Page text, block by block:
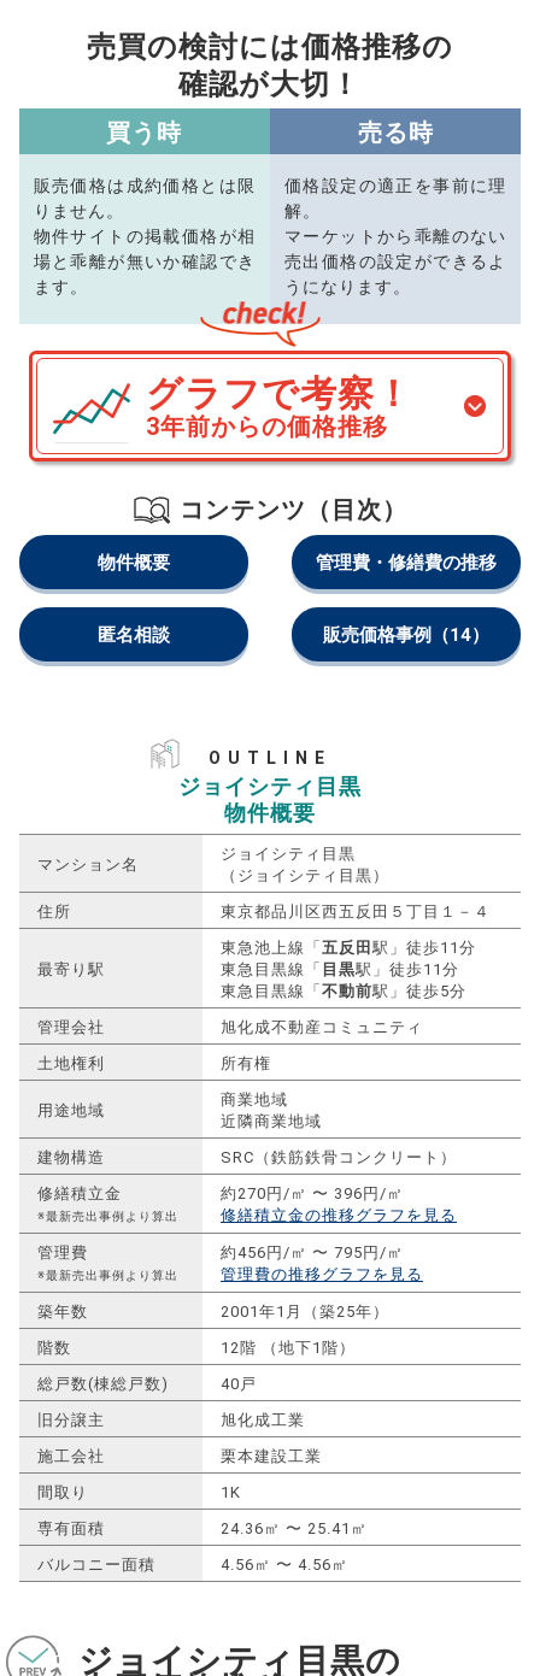
売買の検討には価格推移の
確認が大切！
買う時
販売価格は成約価格とは限
りません。
物件サイトの掲載価格が相
場と乖離が無いか確認でき
ます。
売る時
価格設定の適正を事前に理
解。
マーケットから乖離のない
売出価格の設定ができるよ
うになります。
グラフで考察！
3年前からの価格推移
コンテンツ（目次）
物件概要 管理費・修繕費の推移
匿名相談 販売価格事例 （14）
OUTLINE
ジョイシティ目黒
物件概要
マンション名
ジョイシティ目黒
（ジョイシティ目黒）
住所
東京都品川区西五反田５丁目１－４
最寄り駅
東急池上線「五反田駅」徒歩11分
東急目黒線「 目黒駅」徒歩11分
東急目黒線「不動前駅」徒歩5分
管理会社
旭化成不動産コミュニティ
土地権利
所有権
用途地域
商業地域
近隣商業地域
建物構造
SRC（鉄筋鉄骨コンクリート）
修繕積立金
※最新売出事例より算出
約270円/㎡ 〜 396円/㎡
修繕積立金の推移グラフを見る
管理費
※最新売出事例より算出
約456円/㎡ 〜 795円/㎡
管理費の推移グラフを見る
築年数
2001年1月（築25年）
階数
12階 （地下1階）
総戸数(棟総戸数)
40戸
旧分譲主
旭化成工業
施工会社
栗本建設工業
間取り
1K
専有面積
24.36㎡ 〜 25.41㎡
バルコニー面積
4.56㎡ 〜 4.56㎡
ジョイシティ目黒の